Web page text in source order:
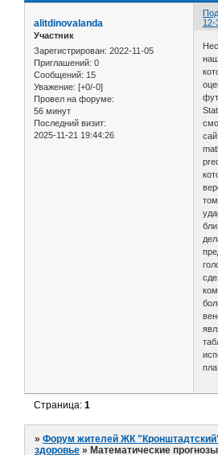
12-
alitdinovalanda
Участник
Зарегистрирован: 2022-11-05
Приглашений: 0
Сообщений: 15
Уважение: [+0/-0]
Провел на форуме:
56 минут
Последний визит:
2025-11-21 19:44:26
Страница:1
»Форум жителей ЖК
здоровье »Математические